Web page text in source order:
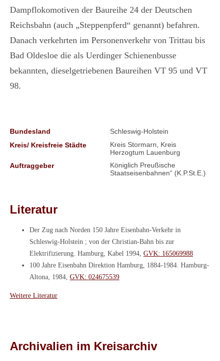
Dampflokomotiven der Baureihe 24 der Deutschen
Reichsbahn (auch „Steppenpferd“ genannt) befahren.
Danach verkehrten im Personenverkehr von Trittau bis
Bad Oldesloe die als Uerdinger Schienenbusse
bekannten, dieselgetriebenen Baureihen VT 95 und VT
98.
Bundesland
Schleswig-Holstein
Kreis/ Kreisfreie Städte
Kreis Stormarn, Kreis
Herzogtum Lauenburg
Auftraggeber
Königlich Preußische
Staatseisenbahnen“ (K.P.St.E.)
Literatur
Der Zug nach Norden 150 Jahre Eisenbahn-Verkehr in
Schleswig-Holstein ; von der Christian-Bahn bis zur
Elektrifizierung. Hamburg, Kabel 1994, GVK: 165069988
100 Jahre Eisenbahn Direktion Hamburg, 1884-1984. Hamburg-
Altona, 1984, GVK: 024675539
Weitere Literatur
Archivalien im Kreisarchiv